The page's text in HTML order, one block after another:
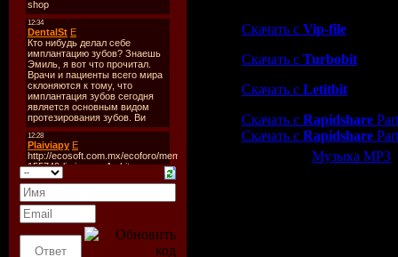
Скачать с Vip-file
Скачать с Turbobit
Скачать с Letitbit
Скачать с Rapidshare
Скачать с Rapidshare
Музыка МР3